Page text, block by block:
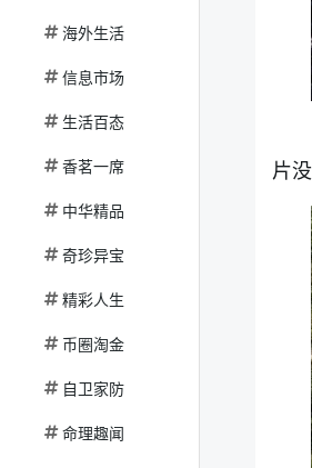
海外生活
信息市场
生活百态
香茗一席
中华精品
奇珍异宝
精彩人生
币圈淘金
自卫家防
命理趣闻
片